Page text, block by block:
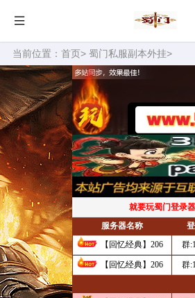
当前位置： 首页> 蜀门私服副本外挂>